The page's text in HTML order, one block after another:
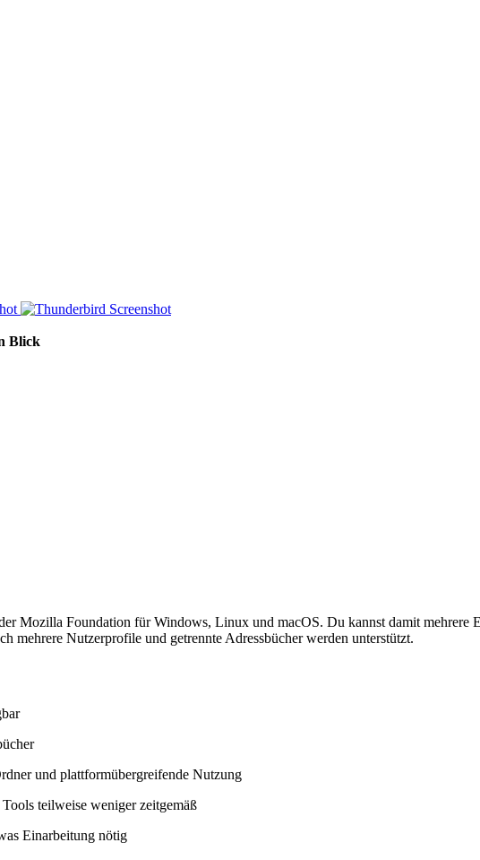
Blick
Mozilla Foundation für Windows, Linux und macOS. Du kannst damit
mehrere Nutzerprofile und getrennte Adressbücher werden unterstützt.
und plattformübergreifende Nutzung
teilweise weniger zeitgemäß
Einarbeitung nötig